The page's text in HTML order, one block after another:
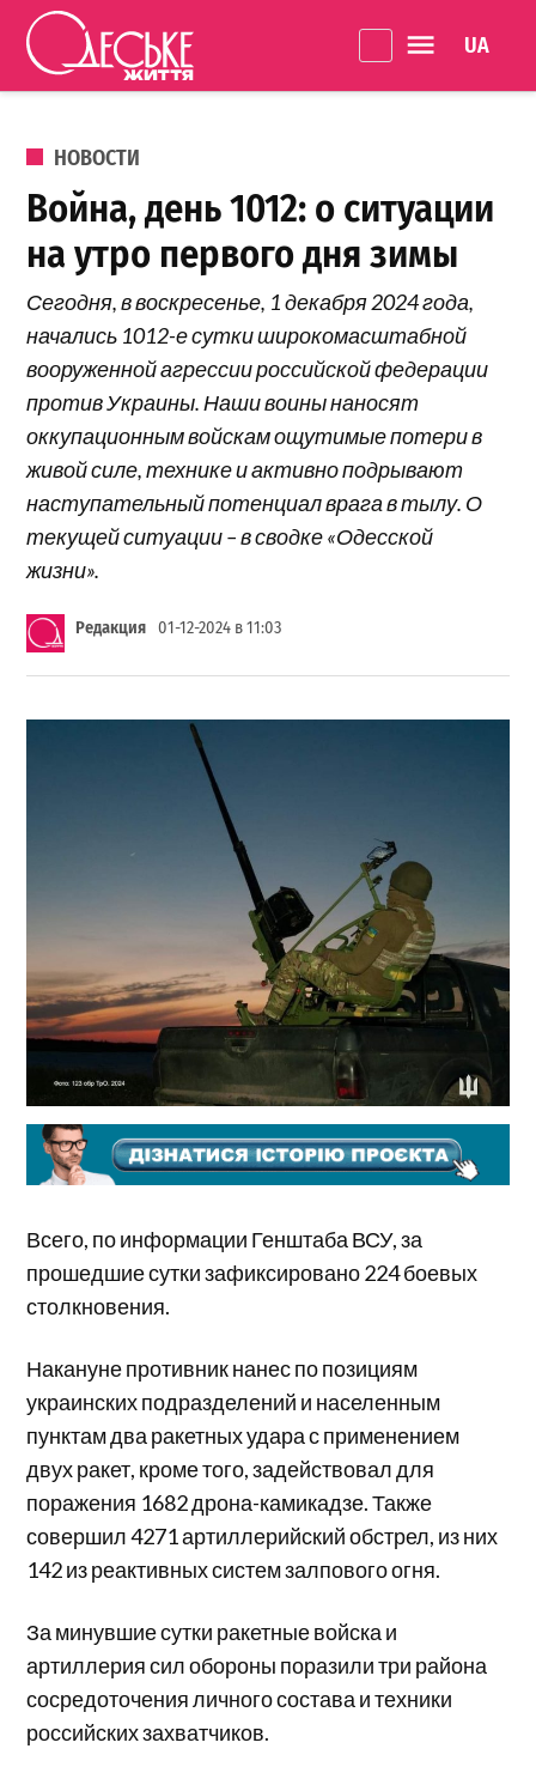
Перейти к содержанию
життя
ОПУБЛИКОВАНО В
НОВОСТИ
Война, день 1012: о ситуации
на утро первого дня зимы
Сегодня, в воскресенье, 1 декабря 2024 года,
начались 1012-е сутки широкомасштабной
вооруженной агрессии российской федерации
против Украины. Наши воины наносят
оккупационным войскам ощутимые потери в
живой силе, технике и активно подрывают
наступательный потенциал врага в тылу. О
текущей ситуации – в сводке «Одесской
жизни».
Редакция 01-12-2024 в 11:03
Всего, по информации Генштаба ВСУ, за
прошедшие сутки зафиксировано 224 боевых
столкновения.
Накануне противник нанес по позициям
украинских подразделений и населенным
пунктам два ракетных удара с применением
двух ракет, кроме того, задействовал для
поражения 1682 дрона-камикадзе. Также
совершил 4271 артиллерийский обстрел, из них
142 из реактивных систем залпового огня.
За минувшие сутки ракетные войска и
артиллерия сил обороны поразили три района
сосредоточения личного состава и техники
российских захватчиков.